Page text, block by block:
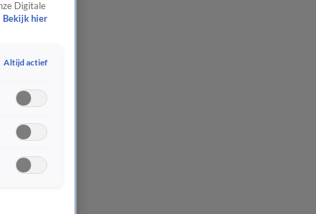
Digitale
Bekijk hier
Altijd actief